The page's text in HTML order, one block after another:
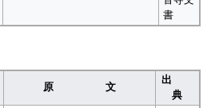
書
原 文
出
典